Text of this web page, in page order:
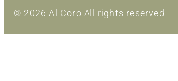
© 2026 Al Coro All rights reserved